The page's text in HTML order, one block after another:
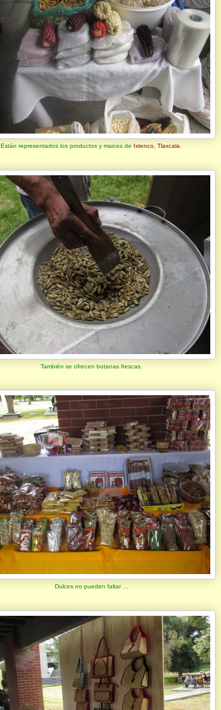
Están representados los productos y maices de Ixtenco, Tlaxcala
También se ofrecen botanas frescas.
Dulces no pueden faltar ...